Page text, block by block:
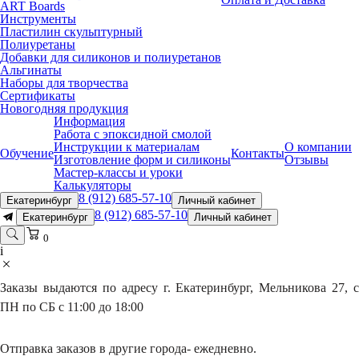
ART Boards
Инструменты
Пластилин скульптурный
Полиуретаны
Добавки для силиконов и полиуретанов
Альгинаты
Наборы для творчества
Сертификаты
Новогодняя продукция
Обучение
Информация
Работа с эпоксидной смолой
Инструкции к материалам
Изготовление форм и силиконы
Мастер-классы и уроки
Калькуляторы
КонтактыО компании
Отзывы
Екатеринбург 8 (912) 685-57-10 Личный кабинет
Екатеринбург 8 (912) 685-57-10 Личный кабинет
0
i
Заказы выдаются по адресу г. Екатеринбург, Мельникова 27, с
ПН по СБ с 11:00 до 18:00
Отправка заказов в другие города- ежедневно.